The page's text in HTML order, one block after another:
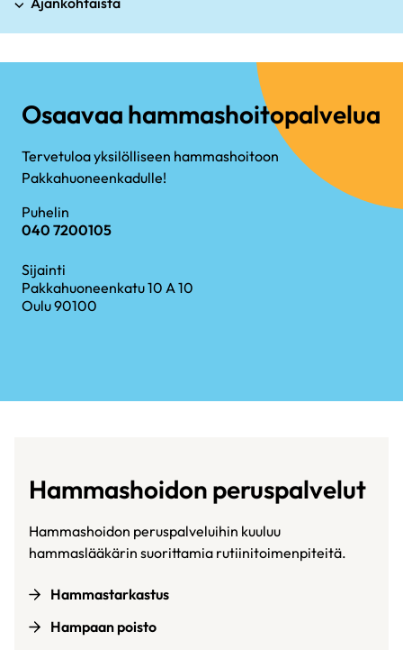
Osaavaa hammashoitopalvelua
Tervetuloa yksilölliseen hammashoitoon
Pakkahuoneenkadulle!
Puhelin
040 7200105
Sijainti
Pakkahuoneenkatu 10 A 10
Oulu 90100
Hammashoidon peruspalvelut
Hammashoidon peruspalveluihin kuuluu
hammaslääkärin suorittamia rutiinitoimenpiteitä.
Hammastarkastus
Hampaan poisto